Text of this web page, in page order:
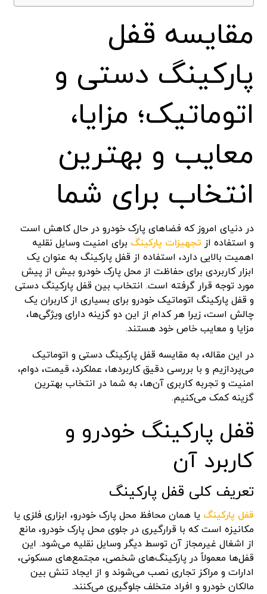
مقایسه قفل
پارکینگ دستی و
اتوماتیک؛ مزایا،
معایب و بهترین
انتخاب برای شما
در دنیای امروز که فضاهای پارک خودرو در حال کاهش است
و استفاده از تجهیزات پارکینگ برای امنیت وسایل نقلیه
اهمیت بالایی دارد، استفاده از قفل پارکینگ به عنوان یک
ابزار کاربردی برای حفاظت از محل پارک خودرو بیش از پیش
مورد توجه قرار گرفته است. انتخاب بین قفل پارکینگ دستی
و قفل پارکینگ اتوماتیک خودرو برای بسیاری از کاربران یک
چالش است، زیرا هر کدام از این دو گزینه دارای ویژگی‌ها،
مزایا و معایب خاص خود هستند.
در این مقاله، به مقایسه قفل پارکینگ دستی و اتوماتیک
می‌پردازیم و با بررسی دقیق کاربردها، عملکرد، قیمت، دوام،
امنیت و تجربه کاربری آن‌ها، به شما در انتخاب بهترین
گزینه کمک می‌کنیم.
قفل پارکینگ خودرو و
کاربرد آن
تعریف کلی قفل پارکینگ
قفل پارکینگ یا همان محافظ محل پارک خودرو، ابزاری فلزی یا
مکانیزه است که با قرارگیری در جلوی محل پارک خودرو، مانع
از اشغال غیرمجاز آن توسط دیگر وسایل نقلیه می‌شود. این
قفل‌ها معمولاً در پارکینگ‌های شخصی، مجتمع‌های مسکونی،
ادارات و مراکز تجاری نصب می‌شوند و از ایجاد تنش بین
مالکان خودرو و افراد متخلف جلوگیری می‌کنند.